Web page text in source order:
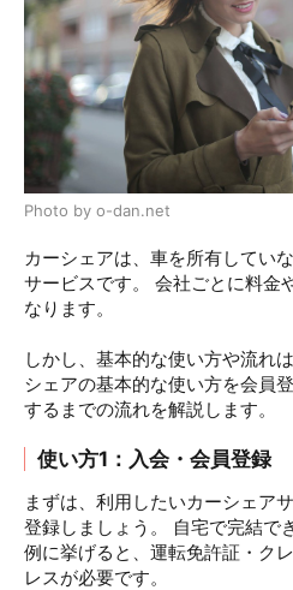
Photo by o-dan.net
カーシェアは、車を所有してい
サービスです。 会社ごとに料金
なります。
しかし、基本的な使い方や流れ
シェアの基本的な使い方を会員
するまでの流れを解説します。
使い方1：入会・会員登録
まずは、利用したいカーシェア
登録しましょう。 自宅で完結で
例に挙げると、運転免許証・ク
レスが必要です。